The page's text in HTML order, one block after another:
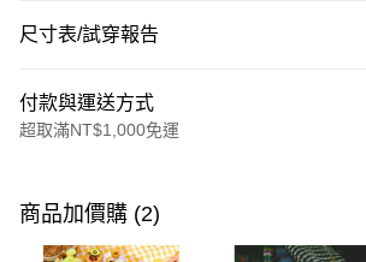
尺寸表/試穿報告
付款與運送方式
超取滿NT$1,000免運
信用卡一次付款
購物金
商品加價購 (2)